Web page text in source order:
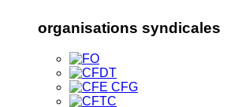
organisations syndicales